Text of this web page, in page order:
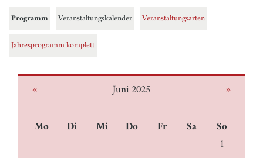
Programm Veranstaltungskalender Veranstaltungsarten
Jahresprogramm komplett
« Juni 2025 »
Mo Di Mi Do Fr Sa
So
1